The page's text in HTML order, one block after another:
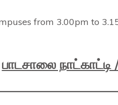
from 3.00pm to
பாடசாலை